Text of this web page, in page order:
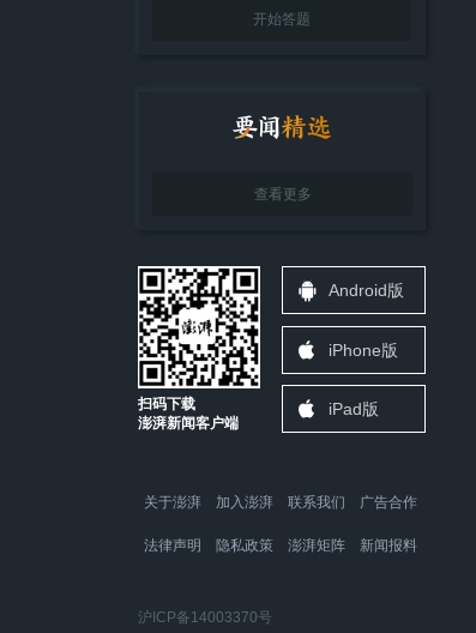
开始答题
查看更多
扫码下载
澎湃新闻客户端
Android版
iPhone版
iPad版
关于澎湃 加入澎湃 联系我们 广告合作
法律声明 隐私政策 澎湃矩阵 新闻报料
沪ICP备14003370号